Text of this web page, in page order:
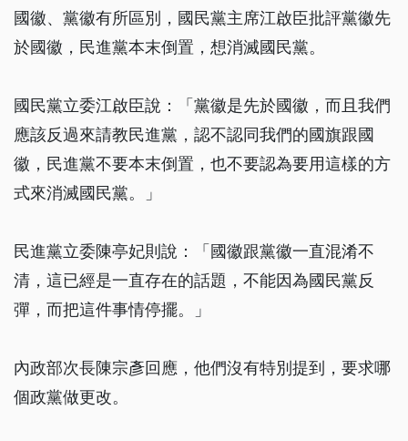
國徽、黨徽有所區別，國民黨主席江啟臣批評黨徽先
於國徽，民進黨本末倒置，想消滅國民黨。
國民黨立委江啟臣說：「黨徽是先於國徽，而且我們
應該反過來請教民進黨，認不認同我們的國旗跟國
徽，民進黨不要本末倒置，也不要認為要用這樣的方
式來消滅國民黨。」
民進黨立委陳亭妃則說：「國徽跟黨徽一直混淆不
清，這已經是一直存在的話題，不能因為國民黨反
彈，而把這件事情停擺。」
內政部次長陳宗彥回應，他們沒有特別提到，要求哪
個政黨做更改。